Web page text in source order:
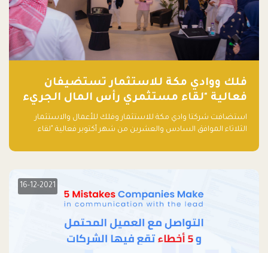
فلك ووادي مكة للاستثمار تستضيفان
فعالية "لقاء مستثمري رأس المال الجريء
في المنطقة"
استضافت شركتا وادي مكة للاستثمار وفلك للأعمال والاستثمار
الثلاثاء الموافق السادس والعشرين من شهر أكتوبر فعالية "لقاء
مشاركاً من أبرز صناديق رأس المال الجريء وممثلي المؤسسات
16-12-2021